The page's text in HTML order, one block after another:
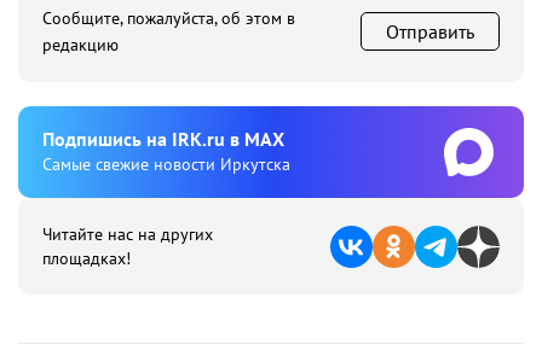
Сообщите, пожалуйста, об этом в
редакцию
Отправить
Подпишиcь на IRK.ru в MAX
Cамые свежие новости Иркутска
Читайте нас на других
площадках!